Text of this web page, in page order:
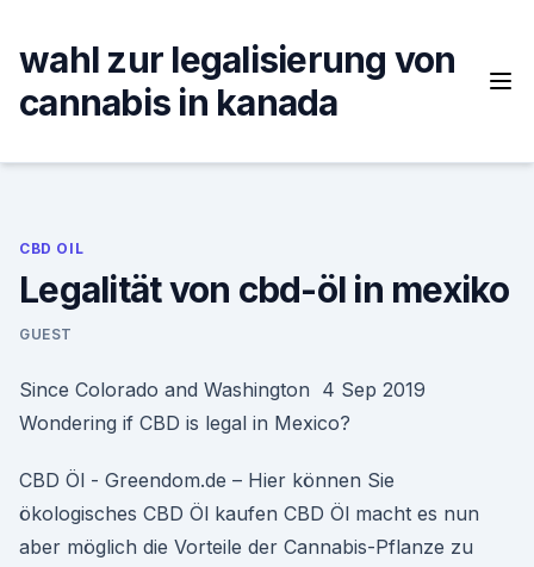
content
wahl zur legalisierung von
cannabis in kanada
CBD OIL
Legalität von cbd-öl in mexiko
GUEST
Since Colorado and Washington 4 Sep 2019
Wondering if CBD is legal in Mexico?
CBD Öl - Greendom.de – Hier können Sie
ökologisches CBD Öl kaufen CBD Öl macht es nun
aber möglich die Vorteile der Cannabis-Pflanze zu